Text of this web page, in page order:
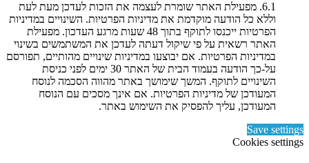
6.1. מפעילת האתר שומרת לעצמה את הזכות לעדכן מעת לעת
וללא כל הודעה מוקדמת את מדיניות הפרטיות. השינויים במדיניות
הפרטיות ייכנסו לתוקף בתוך 48 שעות מרגע העדכון. מפעילת
האתר רשאית על פי שיקול דעתה לעדכן את המשתמשים בשינוי
במדיניות הפרטיות. אם יבוצעו במדיניות שינויים מהותיים, תפורסם
על-כך הודעה בעמוד הבית של האתר 30 ימים לפני כניסת
השינויים לתוקף. המשך שימושך באתר מהווה הסכמה לנוסח
המעודכן של מדיניות הפרטיות. אם אינך מסכים עם הנוסח
המעודכן, עליך להפסיק את השימוש באתר.
Save settings
Cookies settings